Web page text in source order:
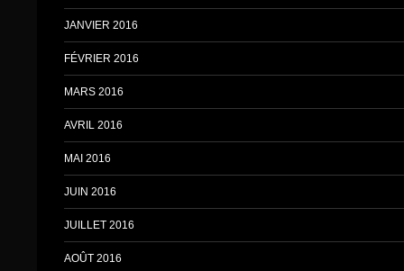
JANVIER 2016
FÉVRIER 2016
MARS 2016
AVRIL 2016
MAI 2016
JUIN 2016
JUILLET 2016
AOÛT 2016